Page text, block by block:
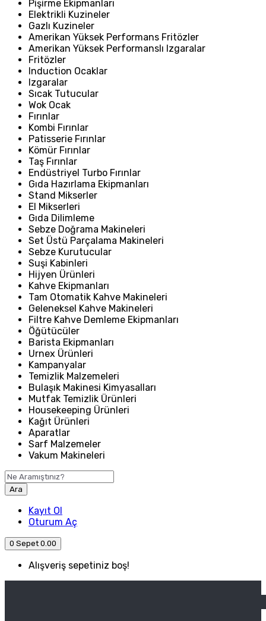
Pişirme Ekipmanları
Elektrikli Kuzineler
Gazlı Kuzineler
Amerikan Yüksek Performans Fritözler
Amerikan Yüksek Performanslı Izgaralar
Fritözler
Induction Ocaklar
Izgaralar
Sıcak Tutucular
Wok Ocak
Fırınlar
Kombi Fırınlar
Patisserie Fırınlar
Kömür Fırınlar
Taş Fırınlar
Endüstriyel Turbo Fırınlar
Gıda Hazırlama Ekipmanları
Stand Mikserler
El Mikserleri
Gıda Dilimleme
Sebze Doğrama Makineleri
Set Üstü Parçalama Makineleri
Sebze Kurutucular
Suşi Kabinleri
Hijyen Ürünleri
Kahve Ekipmanları
Tam Otomatik Kahve Makineleri
Geleneksel Kahve Makineleri
Filtre Kahve Demleme Ekipmanları
Öğütücüler
Barista Ekipmanları
Urnex Ürünleri
Kampanyalar
Temizlik Malzemeleri
Bulaşık Makinesi Kimyasalları
Mutfak Temizlik Ürünleri
Housekeeping Ürünleri
Kağıt Ürünleri
Aparatlar
Sarf Malzemeler
Vakum Makineleri
Ara
Kayıt Ol
Oturum Aç
0 Sepet 0.00
Alışveriş sepetiniz boş!